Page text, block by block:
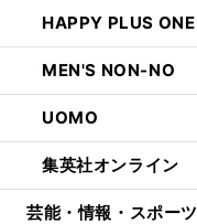
HAPPY PLUS ONE
MEN'S NON-NO
UOMO
集英社オンライン
芸能・情報・スポーツ